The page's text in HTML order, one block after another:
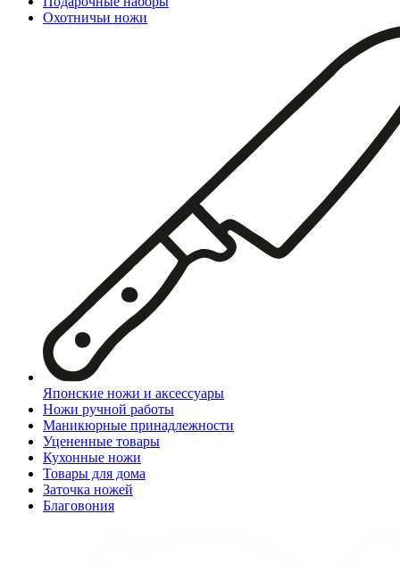
Охотничьи ножи
Японские ножи и аксессуары
Ножи ручной работы
Маникюрные принадлежности
Уцененные товары
Кухонные ножи
Товары для дома
Заточка ножей
Благовония